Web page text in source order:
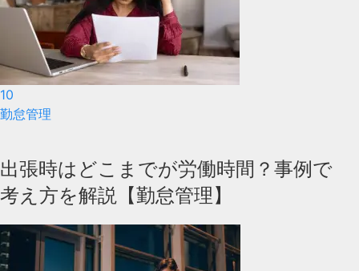
10
勤怠管理
出張時はどこまでが労働時間？事例で
考え方を解説【勤怠管理】